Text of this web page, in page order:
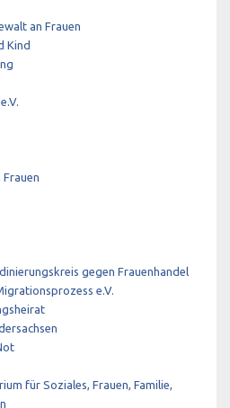
an Frauen
Kind
gegen Frauenhandel
e.V.
für Soziales, Frauen, Familie,